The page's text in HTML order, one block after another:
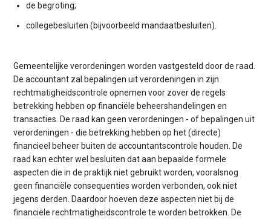
de begroting;
collegebesluiten (bijvoorbeeld mandaatbesluiten).
Gemeentelijke verordeningen worden vastgesteld door de raad.
De accountant zal bepalingen uit verordeningen in zijn
rechtmatigheidscontrole opnemen voor zover de regels
betrekking hebben op financiële beheershandelingen en
transacties. De raad kan geen verordeningen - of bepalingen uit
verordeningen - die betrekking hebben op het (directe)
financieel beheer buiten de accountantscontrole houden. De
raad kan echter wel besluiten dat aan bepaalde formele
aspecten die in de praktijk niet gebruikt worden, vooralsnog
geen financiële consequenties worden verbonden, ook niet
jegens derden. Daardoor hoeven deze aspecten niet bij de
financiële rechtmatigheidscontrole te worden betrokken. De